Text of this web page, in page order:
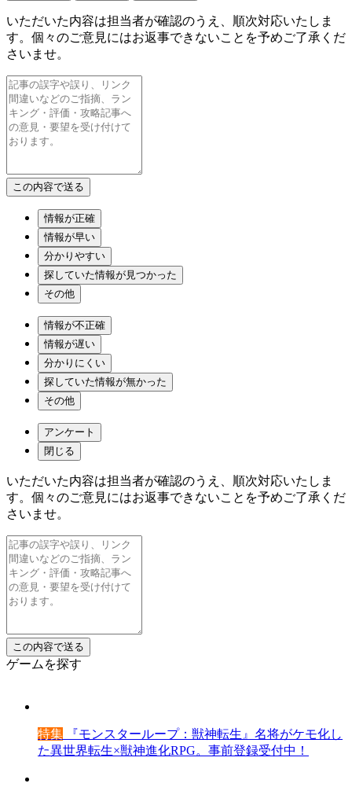
いただいた内容は担当者が確認のうえ、順次対応いたしま
す。個々のご意見にはお返事できないことを予めご了承くだ
さいませ。
情報が正確
情報が早い
分かりやすい
探していた情報が見つかった
その他
情報が不正確
情報が遅い
分かりにくい
探していた情報が無かった
その他
アンケート
閉じる
いただいた内容は担当者が確認のうえ、順次対応いたしま
す。個々のご意見にはお返事できないことを予めご了承くだ
さいませ。
ゲームを探す
特集 『モンスターループ：獣神転生』名将がケモ化し
た異世界転生×獣神進化RPG。事前登録受付中！